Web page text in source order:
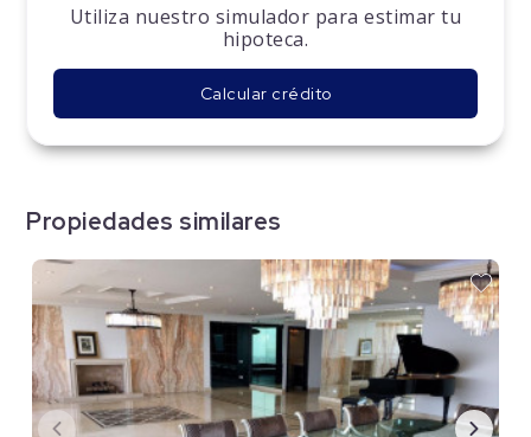
Utiliza nuestro simulador para estimar tu
hipoteca.
Calcular crédito
Propiedades similares